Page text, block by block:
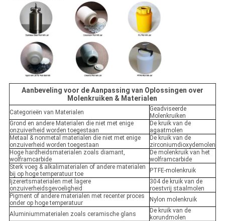
Aanbeveling voor de Aanpassing van Oplossingen over
Molenkruiken & Materialen
Categorieën van Materialen
Geadviseerde
Molenkruiken
Grond en andere Materialen die niet met enige
onzuiverheid worden toegestaan
De kruik van de
agaatmolen
Metaal & nonmetal materialen die niet met enige
onzuiverheid worden toegestaan
De kruik van de
zirconiumdioxydemolen
Hoge hardheidsmaterialen zoals diamant,
wolframcarbide
De molenkruik van het
wolframcarbide
Sterk voeg & alkalimaterialen of andere materialen
bij op hoge temperatuur toe
PTFE-molenkruik
Ijzerertsmaterialen met lagere
onzuiverheidsgevoeligheid
304 de kruik van de
roestvrij staalmolen
Pigment of andere materialen met recenter proces
onder op hoge temperatuur
Nylon molenkruik
Aluminiummaterialen zoals ceramische glans
De kruik van de
korundmolen